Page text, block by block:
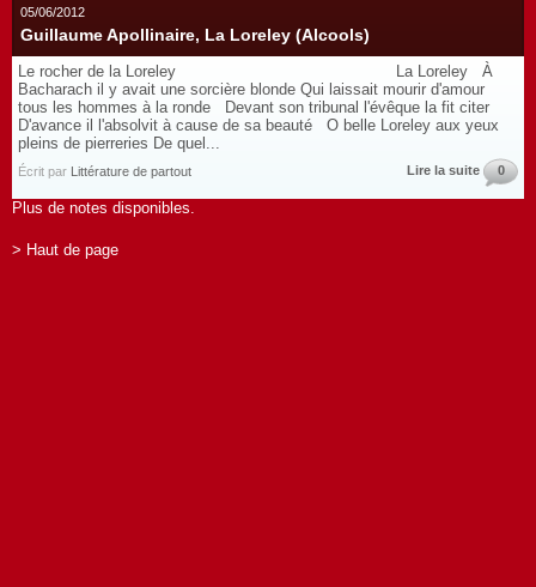
05/06/2012
Guillaume Apollinaire, La Loreley (Alcools)
Le rocher de la Loreley La Loreley À
Bacharach il y avait une sorcière blonde Qui laissait mourir d'amour
tous les hommes à la ronde Devant son tribunal l'évêque la fit citer
D'avance il l'absolvit à cause de sa beauté O belle Loreley aux yeux
pleins de pierreries De quel...
Écrit par Littérature de partout Lire la suite 0
Plus de notes disponibles.
> Haut de page